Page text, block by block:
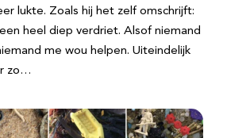
lukte. Zoals hij het zelf omschrijft:
heel diep verdriet. Alsof niemand
me wou helpen. Uiteindelijk
zo…